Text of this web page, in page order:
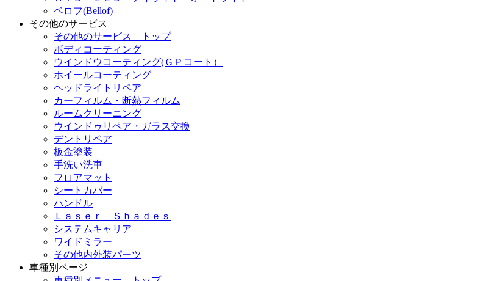
ベロフ(Bellof)
その他のサービス
その他のサービス トップ
ボディコーティング
ウインドウコーティング(ＧＰコート）
ホイールコーティング
ヘッドライトリペア
カーフィルム・断熱フィルム
ルームクリーニング
ウインドゥリペア・ガラス交換
デントリペア
板金塗装
手洗い洗車
フロアマット
シートカバー
ハンドル
Ｌａｓｅｒ Ｓｈａｄｅｓ
システムキャリア
ワイドミラー
その他内外装パーツ
車種別ページ